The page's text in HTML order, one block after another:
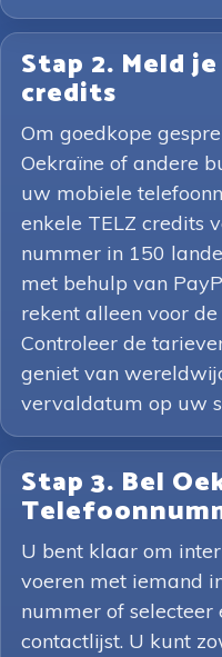
Stap 2. Meld
credits
Om goedkope
Oekraïne of andere
uw mobiele
enkele TELZ credits
nummer in 150
met behulp van
rekent alleen voor
Controleer de
geniet van
vervaldatum op uw
Stap 3. Bel
U bent klaar om
voeren met iemand
nummer of selecteer
contactlijst. U kunt